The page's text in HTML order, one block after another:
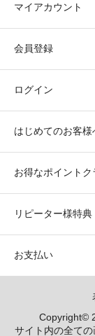
マイアカウント
会員登録
ログイン
はじめてのお客様
お得なポイントク
リピーター様特典
お支払い
Copyright©
サイト内の全て